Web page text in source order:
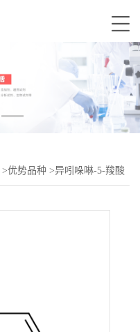
>优势品种 >异吲哚啉-5-羧酸